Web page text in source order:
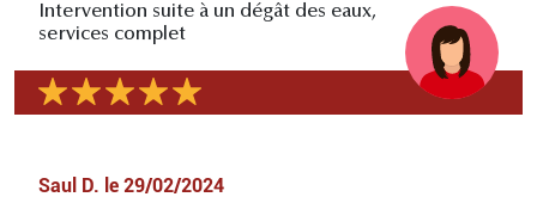
Intervention suite à un dégât des eaux,
services complet
Saul D. le 29/02/2024